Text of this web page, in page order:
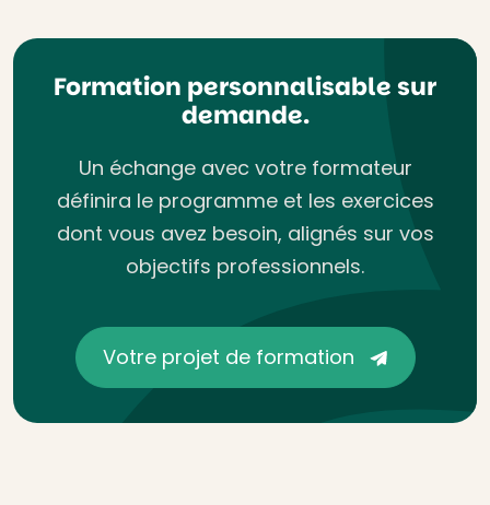
Formation personnalisable sur
demande.
Un échange avec votre formateur
définira le programme et les exercices
dont vous avez besoin, alignés sur vos
objectifs professionnels.
Votre projet de formation